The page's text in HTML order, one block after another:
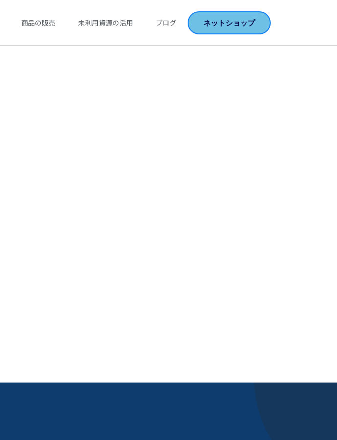
商品の販売 未利用資源の活用 ブログ ネットショップ